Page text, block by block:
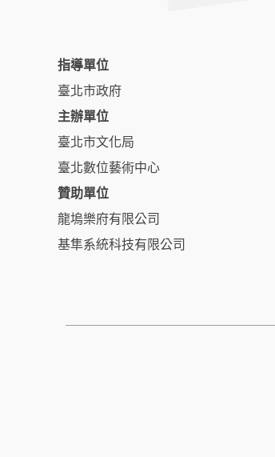
指導單位
臺北市政府
主辦單位
臺北市文化局
臺北數位藝術中心
贊助單位
龍塢樂府有限公司
基隼系統科技有限公司